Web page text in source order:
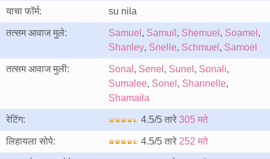
याचा फॉर्म: su nila
तत्सम आवाज मुले: Samuel , Samuil , Shemuel , Soamel ,
Shanley, Snelle, Schmuel , Samoel
तत्सम आवाज मुली: Sonal , Senel , Sunel , Sonali,
Sumalee, Sonel , Shannelle,
Shamaila
रेटिंग: 4.5/5 तारे 305 मते
लिहायला सोपे: 4.5/5 तारे 252 मते